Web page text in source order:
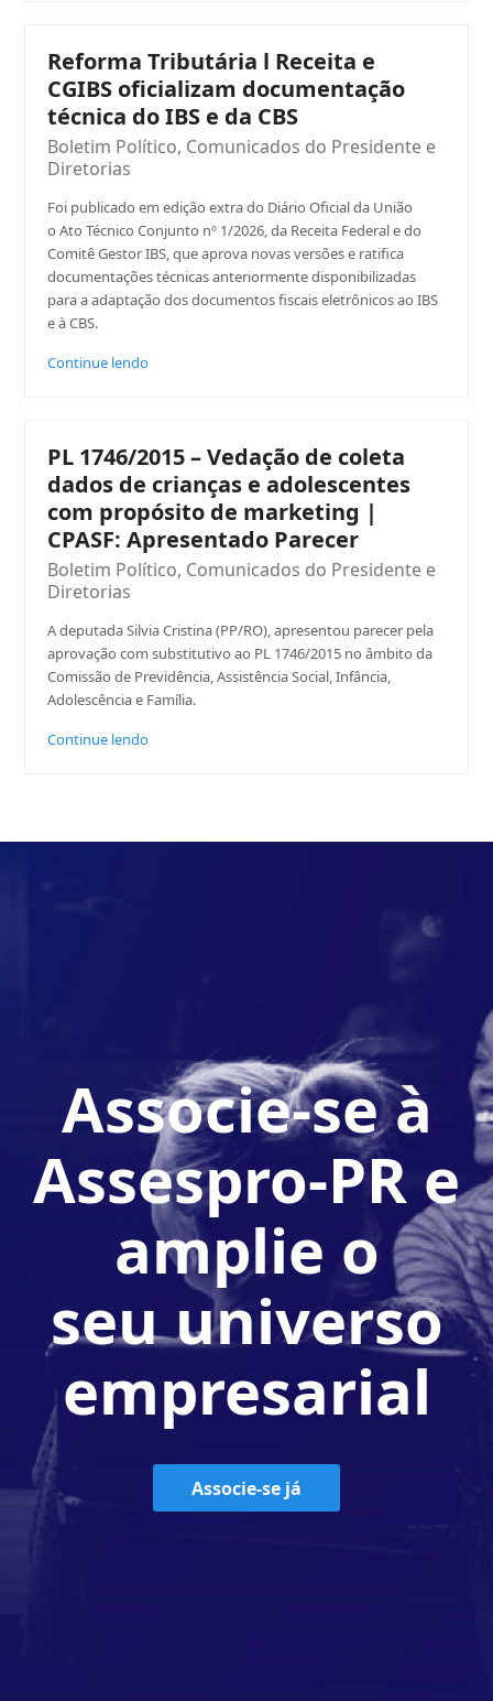
Reforma Tributária l Receita e
CGIBS oficializam documentação
técnica do IBS e da CBS
Boletim Político, Comunicados do Presidente e
Diretorias
Foi publicado em edição extra do Diário Oficial da União
o Ato Técnico Conjunto nº 1/2026, da Receita Federal e do
Comitê Gestor IBS, que aprova novas versões e ratifica
documentações técnicas anteriormente disponibilizadas
para a adaptação dos documentos fiscais eletrônicos ao IBS
e à CBS.
Continue lendo
PL 1746/2015 – Vedação de coleta
dados de crianças e adolescentes
com propósito de marketing |
CPASF: Apresentado Parecer
Boletim Político, Comunicados do Presidente e
Diretorias
A deputada Silvia Cristina (PP/RO), apresentou parecer pela
aprovação com substitutivo ao PL 1746/2015 no âmbito da
Comissão de Previdência, Assistência Social, Infância,
Adolescência e Família.
Continue lendo
Associe-se à
Assespro-PR e
amplie o
seu universo
empresarial
Associe-se já